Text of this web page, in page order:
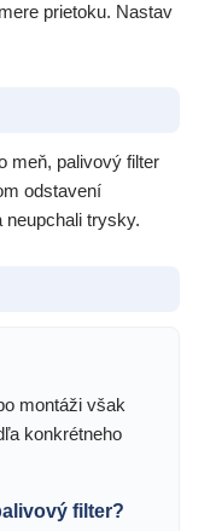
prietoku. Nastav
meň, palivový filter
odstavení
trysky.
montáži však
konkrétneho
filter?